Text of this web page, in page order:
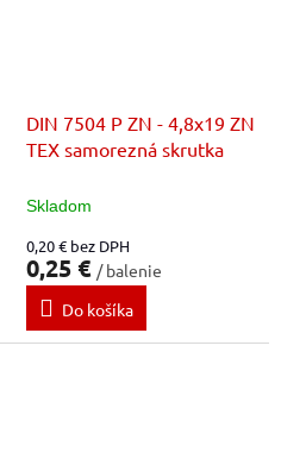
DIN 7504 P ZN - 4,8x19 ZN
TEX samorezná skrutka
Skladom
0,20 € bez DPH
0,25 € / balenie
Do košíka